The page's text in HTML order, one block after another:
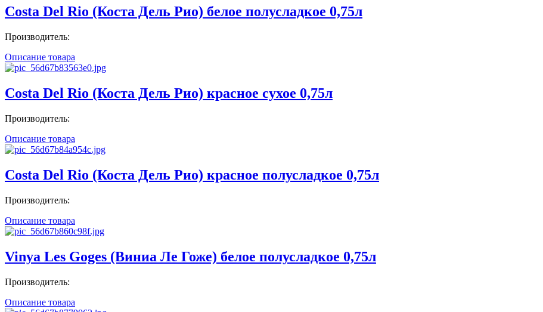
Costa Del Rio (Коста Дель Рио) белое полусладкое 0,75л
Производитель:
Описание товара
Costa Del Rio (Коста Дель Рио) красное сухое 0,75л
Производитель:
Описание товара
Costa Del Rio (Коста Дель Рио) красное полусладкое 0,75л
Производитель:
Описание товара
Vinya Les Goges (Виниа Ле Гоже) белое полусладкое 0,75л
Производитель:
Описание товара